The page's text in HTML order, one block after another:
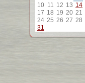
10 11 12 13 14
17 18 19 20 21
24 25 26 27 28
31